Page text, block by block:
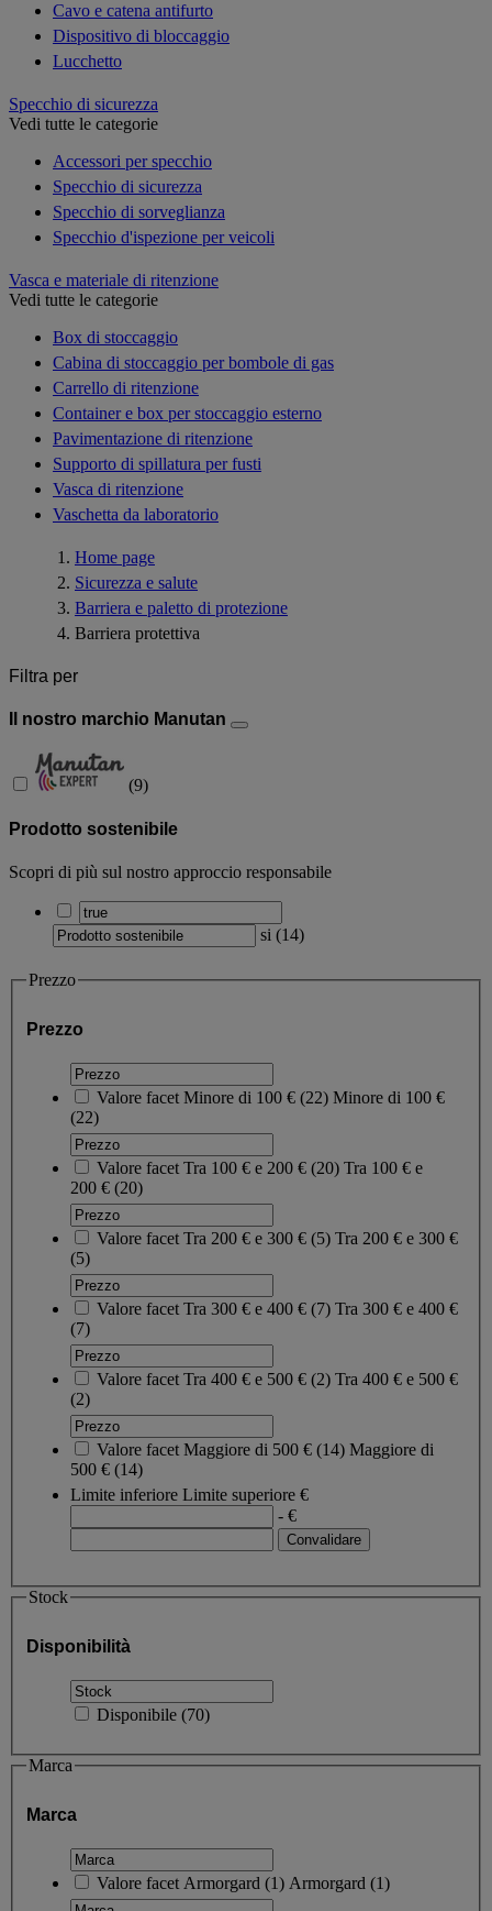
Cavo e catena antifurto
Dispositivo di bloccaggio
Lucchetto
Specchio di sicurezza
Vedi tutte le categorie
Accessori per specchio
Specchio di sicurezza
Specchio di sorveglianza
Specchio d'ispezione per veicoli
Vasca e materiale di ritenzione
Vedi tutte le categorie
Box di stoccaggio
Cabina di stoccaggio per bombole di gas
Carrello di ritenzione
Container e box per stoccaggio esterno
Pavimentazione di ritenzione
Supporto di spillatura per fusti
Vasca di ritenzione
Vaschetta da laboratorio
Home page
Sicurezza e salute
Barriera e paletto di protezione
Barriera protettiva
Filtra per
Il nostro marchio Manutan
(9)
Prodotto sostenibile
Scopri di più sul nostro approccio responsabile
si (14)
Prezzo
Prezzo
Valore facet Minore di 100 € (22) Minore di 100 €
(22)
Valore facet Tra 100 € e 200 € (20) Tra 100 € e
200 € (20)
Valore facet Tra 200 € e 300 € (5) Tra 200 € e 300 €
(5)
Valore facet Tra 300 € e 400 € (7) Tra 300 € e 400 €
(7)
Valore facet Tra 400 € e 500 € (2) Tra 400 € e 500 €
(2)
Valore facet Maggiore di 500 € (14) Maggiore di
500 € (14)
Limite inferiore Limite superiore €
- €
Stock
Disponibilità
Disponibile (70)
Marca
Marca
Valore facet Armorgard (1) Armorgard (1)